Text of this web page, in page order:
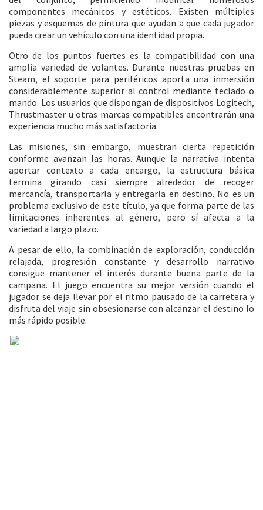
componentes mecánicos y estéticos. Existen múltiples
piezas y esquemas de pintura que ayudan a que cada jugador
pueda crear un vehículo con una identidad propia.
Otro de los puntos fuertes es la compatibilidad con una
amplia variedad de volantes. Durante nuestras pruebas en
Steam, el soporte para periféricos aporta una inmersión
considerablemente superior al control mediante teclado o
mando. Los usuarios que dispongan de dispositivos Logitech,
Thrustmaster u otras marcas compatibles encontrarán una
experiencia mucho más satisfactoria.
Las misiones, sin embargo, muestran cierta repetición
conforme avanzan las horas. Aunque la narrativa intenta
aportar contexto a cada encargo, la estructura básica
termina girando casi siempre alrededor de recoger
mercancía, transportarla y entregarla en destino. No es un
problema exclusivo de este título, ya que forma parte de las
limitaciones inherentes al género, pero sí afecta a la
variedad a largo plazo.
A pesar de ello, la combinación de exploración, conducción
relajada, progresión constante y desarrollo narrativo
consigue mantener el interés durante buena parte de la
campaña. El juego encuentra su mejor versión cuando el
jugador se deja llevar por el ritmo pausado de la carretera y
disfruta del viaje sin obsesionarse con alcanzar el destino lo
más rápido posible.